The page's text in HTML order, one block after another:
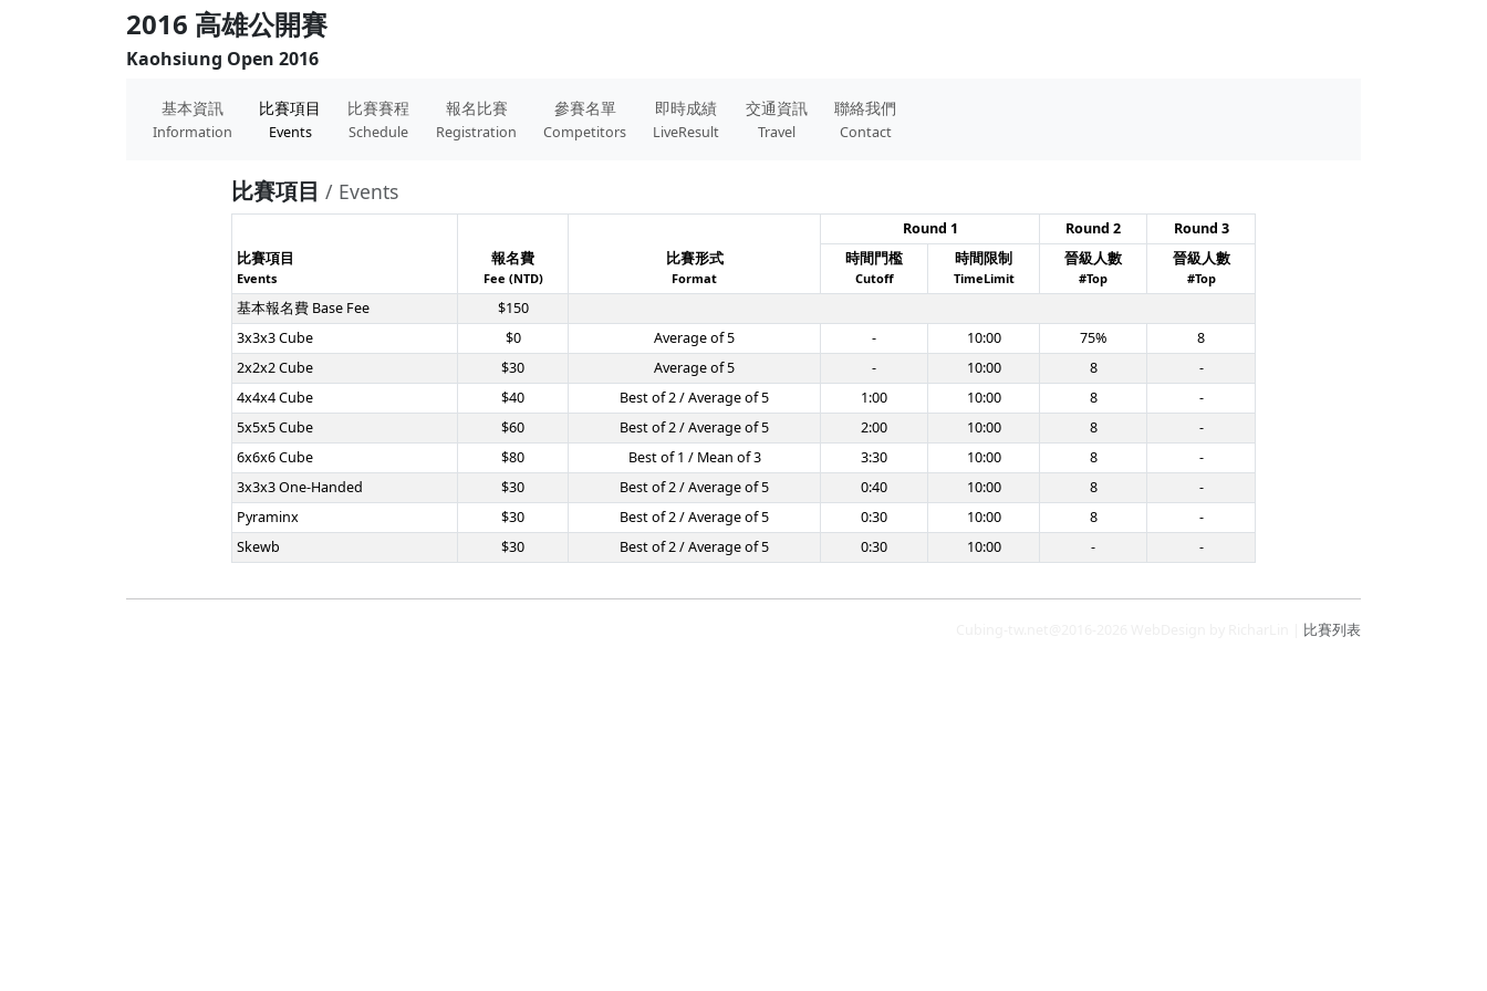
2016 高雄公開賽
Kaohsiung Open 2016
基本資訊
Information
比賽項目
Events
比賽賽程
Schedule
報名比賽
Registration
參賽名單
Competitors
即時成績
LiveResult
交通資訊
Travel
聯絡我們
Contact
比賽項目 / Events
比賽項目
Events
報名費
Fee (NTD)
比賽形式
Format
Round 1 Round 2
Round 3
時間門檻
Cutoff
時間限制
TimeLimit
晉級人數
#Top
晉級人數
#Top
基本報名費 Base Fee
$150
3x3x3 Cube
$0 Average of 5 - 10:00 75%
8
2x2x2 Cube
$30 Average of 5 - 10:00 8
-
4x4x4 Cube
$40 Best of 2 / Average of 5 1:00 10:00 8
-
5x5x5 Cube
$60 Best of 2 / Average of 5 2:00 10:00 8
-
6x6x6 Cube
$80 Best of 1 / Mean of 3 3:30 10:00 8
-
3x3x3 One-Handed
$30 Best of 2 / Average of 5 0:40 10:00 8
-
Pyraminx
$30 Best of 2 / Average of 5 0:30 10:00 8
-
Skewb
$30 Best of 2 / Average of 5 0:30 10:00 - -
比賽列表